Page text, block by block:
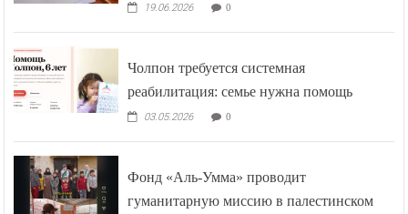
19.06.2026 0
Чолпон требуется системная
реабилитация: семье нужна помощь
03.05.2026 0
Фонд «Аль-Умма» проводит
гуманитарную миссию в палестинском